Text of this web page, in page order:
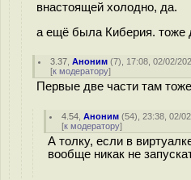
внастоящей холодно, да.
а ещё была Киберия. тоже
3.37 ,Аноним (7), 17:08, 02/02/
[к модератору]
Первые две части там
4.54 ,Аноним (54), 23:38, 02/
[к модератору]
А толку, если в
вообще никак не